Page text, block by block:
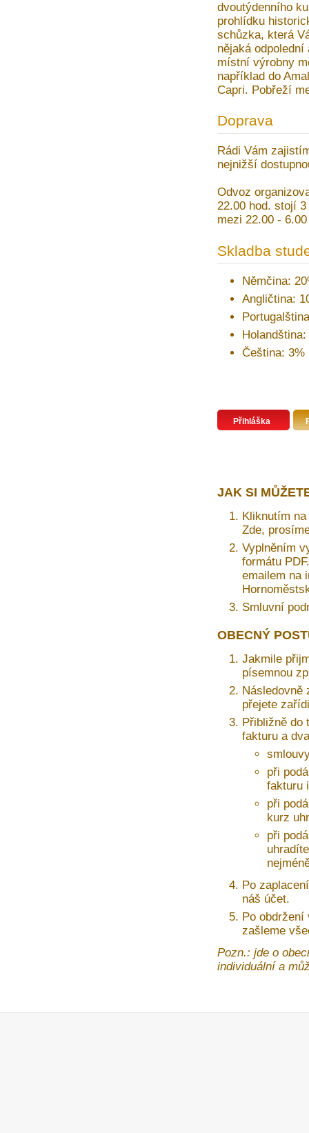
dvoutýdenního
prohlídku
schůzka, která
nějaká
místní výrobny
například do
Capri. Pobřeží
Doprava
Rádi Vám
nejnižší
Odvoz
22.00 hod. stojí
mezi 22.00 -
Skladba
Němčina:
Angličtina:
Holandština:
Čeština: 3%
Přihláška
JAK SI
Kliknutím
Zde,
Vyplněním
formátu
emailem na
Smluvní
OBECNÝ
Jakmile
písemnou
Následovně
přejete
Přibližně do
fakturu a
při
fakturu
při
kurz
při
Po
náš účet.
Po obdržení
zašleme
Pozn.: jde o
individuální a